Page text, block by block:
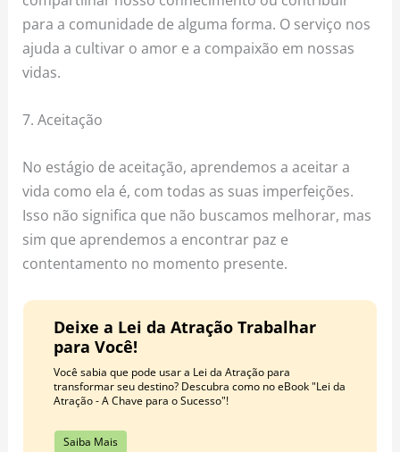
para a comunidade de alguma forma. O serviço nos
ajuda a cultivar o amor e a compaixão em nossas
vidas.
7. Aceitação
No estágio de aceitação, aprendemos a aceitar a
vida como ela é, com todas as suas imperfeições.
Isso não significa que não buscamos melhorar, mas
sim que aprendemos a encontrar paz e
contentamento no momento presente.
Deixe a Lei da Atração Trabalhar
para Você!
Você sabia que pode usar a Lei da Atração para
transformar seu destino? Descubra como no eBook "Lei da
Atração - A Chave para o Sucesso"!
Saiba Mais